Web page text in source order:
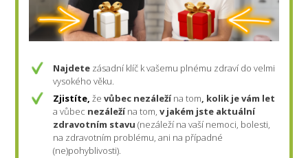
Najdete zásadní klíč k vašemu plnému zdraví do velmi
vysokého věku.
Zjistíte, ževůbec nezáležína tom, kolik je vám let
a vůbec nezáležína tom, v jakém jste aktuální
zdravotním stavu(nezáleží na vaší nemoci, bolesti,
na zdravotním problému, ani na případné
(ne)pohyblivosti).